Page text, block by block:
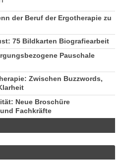
der Beruf der Ergotherapie zu
75 Bildkarten Biografiearbeit
Pauschale
Zwischen Buzzwords,
Neue Broschüre
Fachkräfte